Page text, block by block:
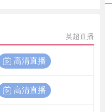
英超直播
高清直播
高清直播